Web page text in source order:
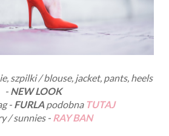
szpilki / blouse, jacket, pants, heels
- NEW LOOK
- FURLA podobna TUTAJ
/ sunnies - RAY BAN